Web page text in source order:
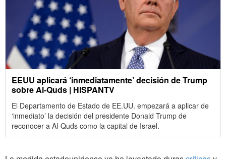
EEUU aplicará ‘inmediatamente’ decisión de Trump
sobre Al-Quds | HISPANTV
El Departamento de Estado de EE.UU. empezará a aplicar de
‘inmediato’ la decisión del presidente Donald Trump de
reconocer a Al-Quds como la capital de Israel.